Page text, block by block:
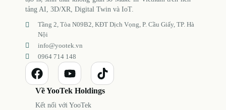
tảng AI, 3D/XR, Digital Twin và IoT.
Tầng 2, Tòa N09B2, KĐT Dịch Vọng, P. Cầu Giấy, TP. Hà
Nội
info@yootek.vn
0964 714 148
Về YooTek Holdings
Kết nối với YooTek